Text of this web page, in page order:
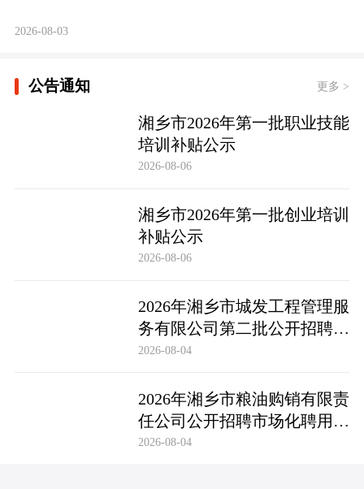
2026-08-03
公告通知 更多 >
湘乡市2026年第一批职业技能
培训补贴公示
2026-08-06
湘乡市2026年第一批创业培训
补贴公示
2026-08-06
2026年湘乡市城发工程管理服
务有限公司第二批公开招聘市
场化聘用工作人员笔试成绩公
2026-08-04
2026年湘乡市粮油购销有限责
任公司公开招聘市场化聘用工
作人员笔试成绩公布及成绩复
2026-08-04